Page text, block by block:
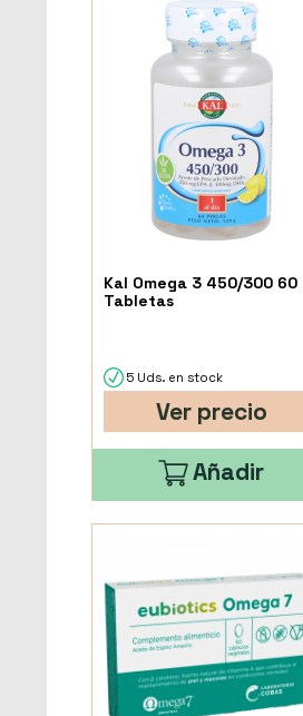
Kal Omega 3 450/300 60
Tabletas
5 Uds. en stock
Ver precio
Añadir